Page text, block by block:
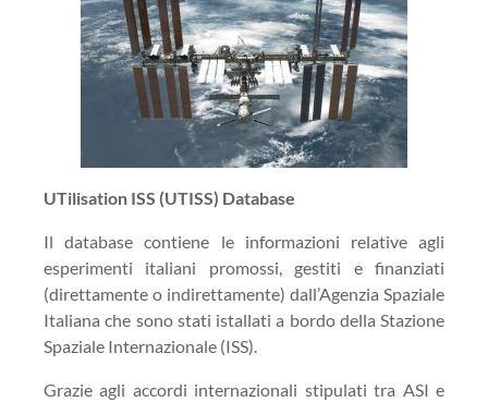
UTilisation ISS (UTISS) Database
Il database contiene le informazioni relative agli
esperimenti italiani promossi, gestiti e finanziati
(direttamente o indirettamente) dall’Agenzia Spaziale
Italiana che sono stati istallati a bordo della Stazione
Spaziale Internazionale (ISS).
Grazie agli accordi internazionali stipulati tra ASI e